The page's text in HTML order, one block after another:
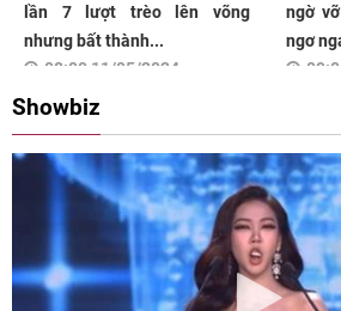
lần 7 lượt trèo lên võng
nhưng bất thành...
08:00 11/05/2024
ngờ
ngơ
Showbiz